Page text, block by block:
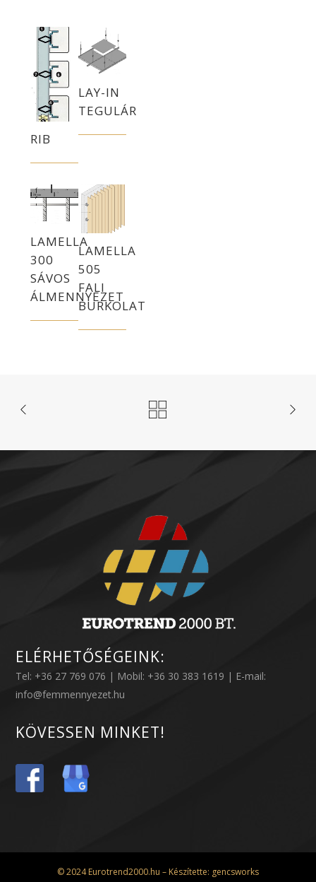
RIB
LAY-IN
TEGULÁR
LAMELLA
300
SÁVOS
ÁLMENNYEZET
LAMELLA
505
FALI
BURKOLAT
ELÉRHETŐSÉGEINK:
Tel: +36 27 769 076 | Mobil: +36 30 383 1619 | E-mail:
info@femmennyezet.hu
KÖVESSEN MINKET!
© 2024 Eurotrend2000.hu – Készítette: gencsworks